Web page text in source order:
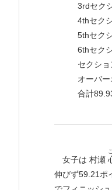
3rdセク
4thセク
5thセク
6thセク
セクシ
オーバ
合計
女子は 村瀬
伸びず59.21ポ